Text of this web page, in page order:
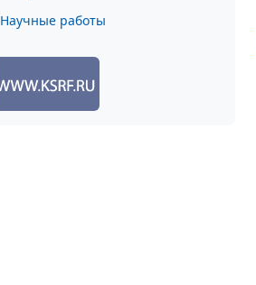
Научные работы